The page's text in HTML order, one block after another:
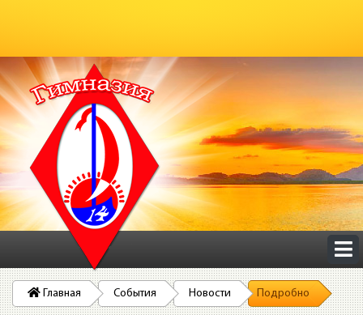
Главная События Новости Подробно